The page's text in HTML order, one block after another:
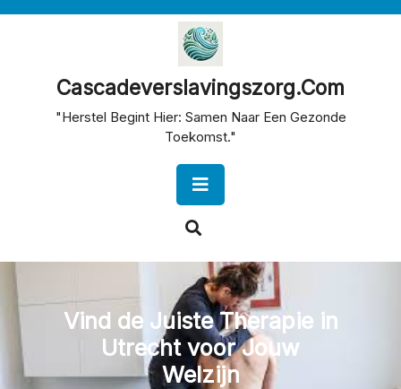
Cascadeverslavingszorg.com
"Herstel Begint Hier: Samen Naar Een Gezonde
Toekomst."
Button
Vind de Juiste Therapie in
Utrecht voor Jouw
Welzijn